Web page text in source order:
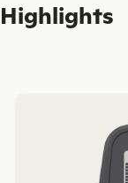
Highlights